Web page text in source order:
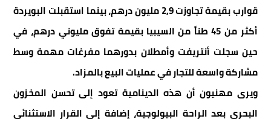
قوارب بقيمة تجاوزت 2,9 مليون درهم، بينما استقبلت البويردة
أكثر من 45 طناً من السيبيا بقيمة تفوق مليوني درهم، في
حين سجلت أنتريفت وأمطلان بدورهما مفرغات مهمة وسط
مشاركة واسعة للتجار في عمليات البيع بالمزاد.
ويرى مهنيون أن هذه الدينامية تعود إلى تحسن المخزون
البحري بعد الراحة البيولوجية، إضافة إلى القرار الاستثنائي